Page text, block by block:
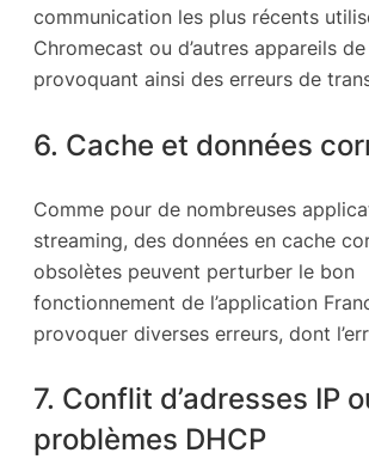
communication les plus récents
Chromecast ou d’autres appareils
provoquant ainsi des erreurs de
6. Cache et données
Comme pour de nombreuses
streaming, des données en cache
obsolètes peuvent perturber le bon
fonctionnement de l’application
provoquer diverses erreurs, dont
7. Conflit d’adresses IP
problèmes DHCP